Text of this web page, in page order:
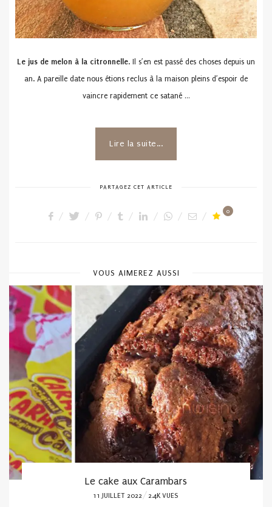
Le jus de melon à la citronnelle. Il s’en est passé des choses depuis un
an. A pareille date nous étions reclus à la maison pleins d’espoir de
vaincre rapidement ce satané …
Lire la suite...
PARTAGEZ CET ARTICLE
0
VOUS AIMEREZ AUSSI
Les brochettes tendres de porc sauce aux
herbes